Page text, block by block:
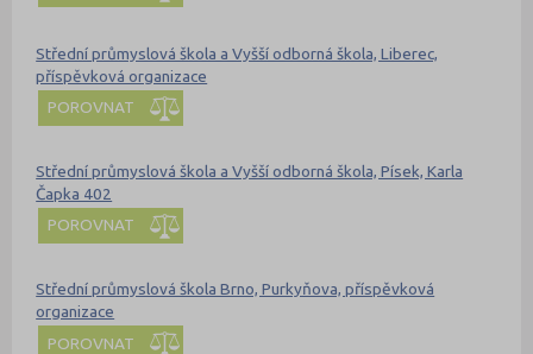
Střední průmyslová škola a Vyšší odborná škola, Liberec,
příspěvková organizace
POROVNAT
Střední průmyslová škola a Vyšší odborná škola, Písek, Karla
Čapka 402
POROVNAT
Střední průmyslová škola Brno, Purkyňova, příspěvková
organizace
POROVNAT